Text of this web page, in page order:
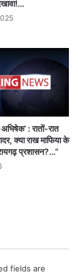
: रातों-रात
क्या राख माफिया के
प्रशासन?…”
fields are